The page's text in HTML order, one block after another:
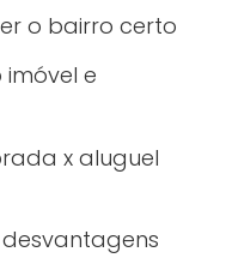
o bairro certo
imóvel e
x aluguel